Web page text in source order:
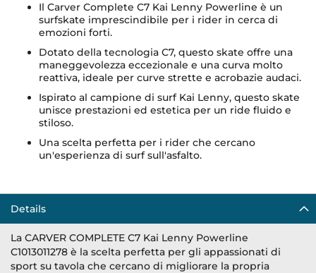
Il Carver Complete C7 Kai Lenny Powerline è un
surfskate imprescindibile per i rider in cerca di
emozioni forti.
Dotato della tecnologia C7, questo skate offre una
maneggevolezza eccezionale e una curva molto
reattiva, ideale per curve strette e acrobazie audaci.
Ispirato al campione di surf Kai Lenny, questo skate
unisce prestazioni ed estetica per un ride fluido e
stiloso.
Una scelta perfetta per i rider che cercano
un'esperienza di surf sull'asfalto.
Details
La CARVER COMPLETE C7 Kai Lenny Powerline
C1013011278 è la scelta perfetta per gli appassionati di
sport su tavola che cercano di migliorare la propria